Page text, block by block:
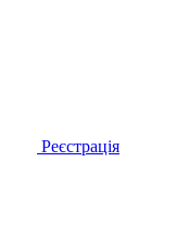
Реєстрація